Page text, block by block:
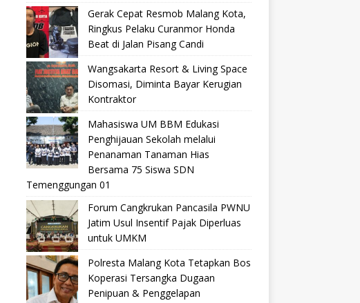
Gerak Cepat Resmob Malang Kota,
Ringkus Pelaku Curanmor Honda
Beat di Jalan Pisang Candi
Wangsakarta Resort & Living Space
Disomasi, Diminta Bayar Kerugian
Kontraktor
Mahasiswa UM BBM Edukasi
Penghijauan Sekolah melalui
Penanaman Tanaman Hias
Bersama 75 Siswa SDN
Temenggungan 01
Forum Cangkrukan Pancasila PWNU
Jatim Usul Insentif Pajak Diperluas
untuk UMKM
Polresta Malang Kota Tetapkan Bos
Koperasi Tersangka Dugaan
Penipuan & Penggelapan